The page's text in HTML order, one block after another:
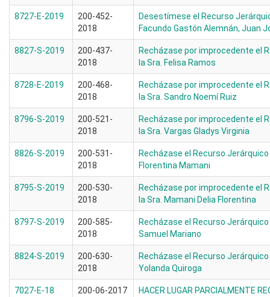
8727-E-2019
200-452-
2018
Desestímese el Recurso
Facundo Gastón Alemnán, Juan
8827-S-2019
200-437-
2018
Recházase por improcedente el
la Sra. Felisa Ramos
8728-E-2019
200-468-
2018
Recházase por improcedente el
la Sra. Sandro Noemí Ruiz
8796-S-2019
200-521-
2018
Recházase por improcedente el
la Sra. Vargas Gladys Virginia
8826-S-2019
200-531-
2018
Recházase el Recurso
Florentina Mamani
8795-S-2019
200-530-
2018
Recházase por improcedente el
la Sra. Mamani Delia Florentina
8797-S-2019
200-585-
2018
Recházase el Recurso
Samuel Mariano
8824-S-2019
200-630-
2018
Recházase el Recurso
Yolanda Quiroga
7027-E-18 200-06-2017
HACER LUGAR PARCIALMENTE